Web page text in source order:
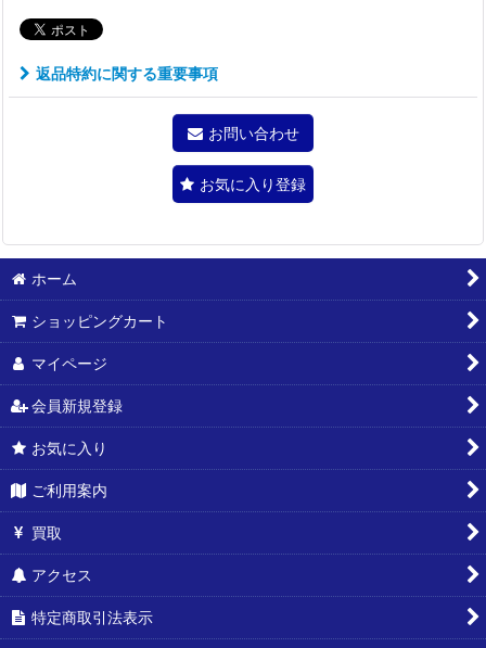
返品特約に関する重要事項
お問い合わせ
お気に入り登録
ホーム
ショッピングカート
マイページ
会員新規登録
お気に入り
ご利用案内
買取
アクセス
特定商取引法表示